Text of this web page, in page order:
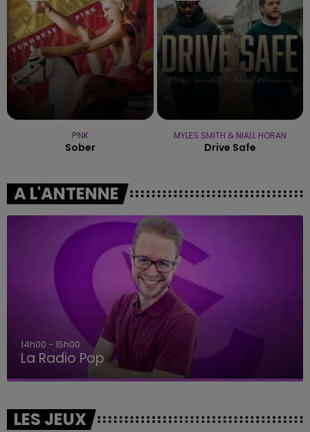
P!NK
Sober
MYLES SMITH & NIALL HORAN
Drive Safe
A L'ANTENNE
14h00 - 15h00
La Radio Pop
LES JEUX